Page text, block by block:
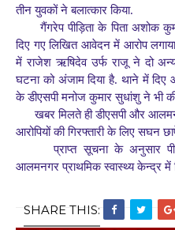
तीन युवकों ने बलात्कार किया.
गैंगरेप पीड़िता के पिता अशोक
दिए गए लिखित आवेदन में आरोप
में राजेश ऋषिदेव उर्फ राजू ने दो
घटना को अंजाम दिया है. थाने में
के डीएसपी मनोज कुमार सुधांशु ने भी
खबर मिलते ही डीएसपी और
आरोपियों की गिरफ्तारी के लिए सघन
प्राप्त सूचना के अनुसार
आलमनगर प्राथमिक स्वास्थ्य केन्द्र में
SHARE THIS: